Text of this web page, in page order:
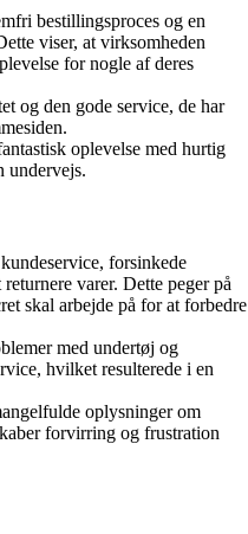
bestillingsproces og en
viser, at virksomheden
for nogle af deres
og den gode service, de har
oplevelse med hurtig
undervejs.
forsinkede
varer. Dette peger på
skal arbejde på for at forbedre
med undertøj og
hvilket resulterede i en
oplysninger om
forvirring og frustration